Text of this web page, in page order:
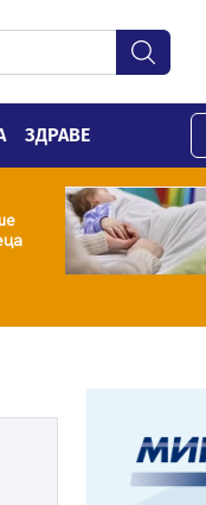
ЗДРАВЕ